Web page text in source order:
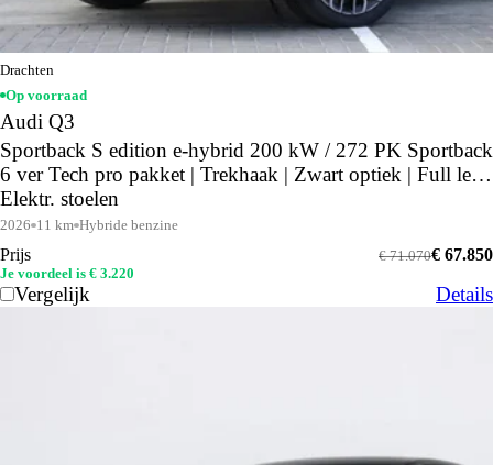
Drachten
Op voorraad
Audi Q3
Sportback S edition e-hybrid 200 kW / 272 PK Sportback
6 ver Tech pro pakket | Trekhaak | Zwart optiek | Full led |
Elektr. stoelen
2026 11 km Hybride benzine
Prijs € 67.850
€ 71.070
Je voordeel is € 3.220
Vergelijk Details